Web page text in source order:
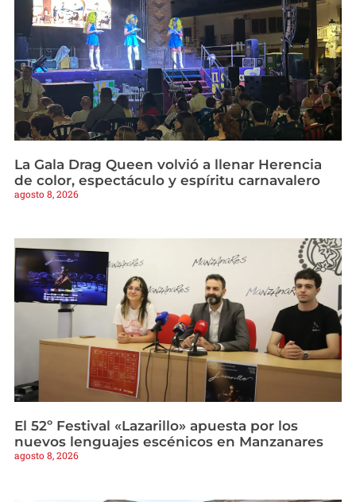
La Gala Drag Queen volvió a llenar Herencia
de color, espectáculo y espíritu carnavalero
agosto 8, 2026
El 52º Festival «Lazarillo» apuesta por los
nuevos lenguajes escénicos en Manzanares
agosto 8, 2026